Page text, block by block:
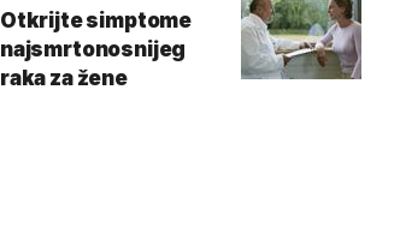
Otkrijte simptome
najsmrtonosnijeg
raka za žene